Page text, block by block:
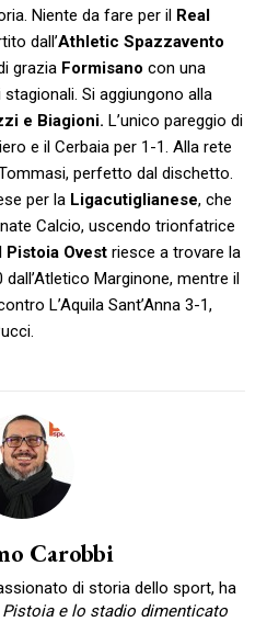
Niente da fare per il Real
dall’Athletic Spazzavento
grazia Formisano con una
Si aggiungono alla
e Biagioni. L’unico pareggio di
e il Cerbaia per 1-1. Alla rete
perfetto dal dischetto.
per la Ligacutiglianese, che
Calcio, uscendo trionfatrice
Pistoia Ovest riesce a trovare la
Marginone, mentre il
L’Aquila Sant’Anna 3-1,
Carobbi
di storia dello sport, ha
e lo stadio dimenticato